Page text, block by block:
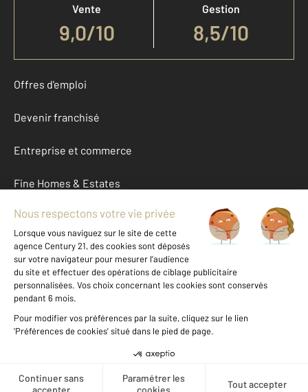
Vente
9,0/10
Gestion
8,5/10
Offres d'emploi
Devenir franchisé
Entreprise et commerce
Fine Homes & Estates
À propos
International
Nous contacter
Données personnelles
Gestionnaire des cookies